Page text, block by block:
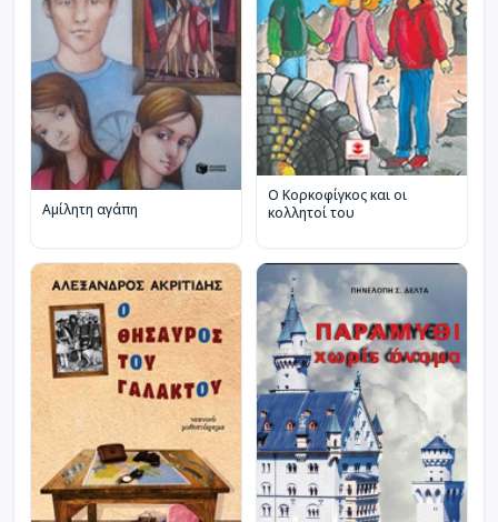
Αμίλητη αγάπη
Ο Κορκοφίγκος και οι
κολλητοί του